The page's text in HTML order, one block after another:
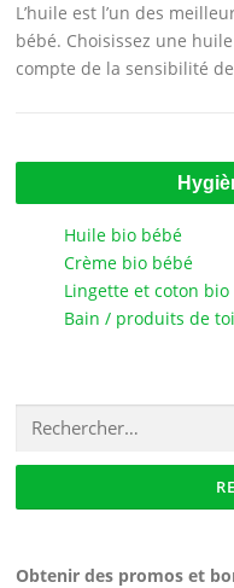
L’huile est l’un des
bébé. Choisissez une
compte de la sensibilité
Huile bio bébé
Crème bio bébé
Lingette et coton bio
Bain / produits de
Rechercher :
Obtenir des promos et